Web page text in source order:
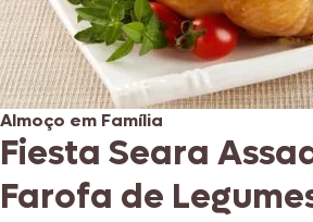
Almoço em Família
Fiesta Seara
Farofa de